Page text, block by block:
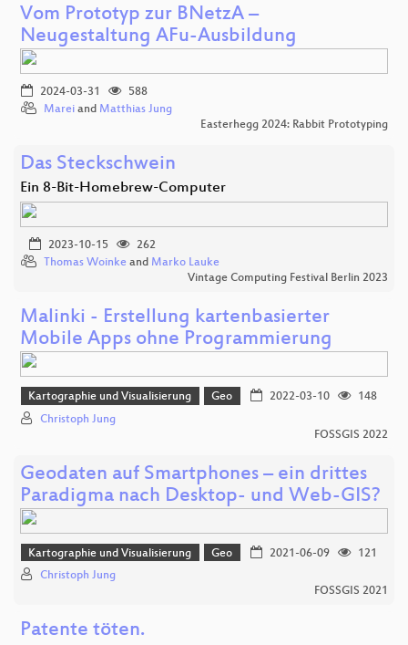
Vom Prototyp zur BNetzA –
Neugestaltung AFu-Ausbildung
2024-03-31
588
Marei and Matthias Jung
Easterhegg 2024: Rabbit Prototyping
Das Steckschwein
Ein 8-Bit-Homebrew-Computer
2023-10-15
262
Thomas Woinke and Marko Lauke
Vintage Computing Festival Berlin 2023
Malinki - Erstellung kartenbasierter
Mobile Apps ohne Programmierung
Kartographie und Visualisierung Geo 2022-03-10
148
Christoph Jung
FOSSGIS 2022
Geodaten auf Smartphones – ein drittes
Paradigma nach Desktop- und Web-GIS?
Kartographie und Visualisierung Geo 2021-06-09
121
Christoph Jung
FOSSGIS 2021
Patente töten.